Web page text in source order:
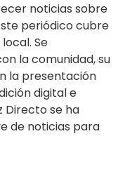
noticias sobre
periódico cubre
Se
la comunidad, su
la presentación
digital e
Directo se ha
de noticias para